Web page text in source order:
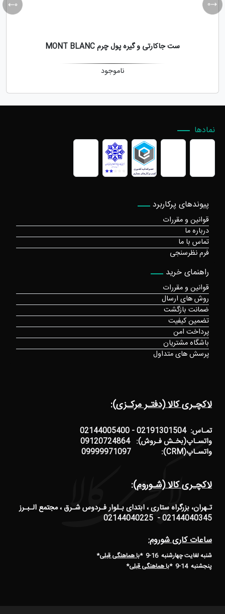
ست جاکارتی و گیره پول چرم MONT BLANC
ناموجود
لاکچـری کالا (دفتـر مرکـزی):
تمـاس: 02191301504 - 02144005400
واتسـاپ(بخـش فـروش): 09120724864
واتسـاپ(CRM): 09999971097
لاکچـری کالا (شـوروم):
تـهران، بزرگراه ستاری ، ابتدای بـلوار فـردوس شـرق ، مجتمع الـبـرز
02144040345 - 02144040225
ساعات کاری شوروم:
شنبه لغایت چهارشنبه 16-9 * با هماهنگی قبلی*
پنجشنبه 14-9
*با هماهنگی قبلی*
پیوندهای پرکاربرد
قوانین و مقررات
درباره ما
تماس با ما
فرم نظرسنجی
راهنمای خرید
قوانین و مقررات
روش های ارسال
ضمانت بازگشت
تضمین کیفیت
پرداخت امن
باشگاه مشتریان
پرسش های متداول
نمادها